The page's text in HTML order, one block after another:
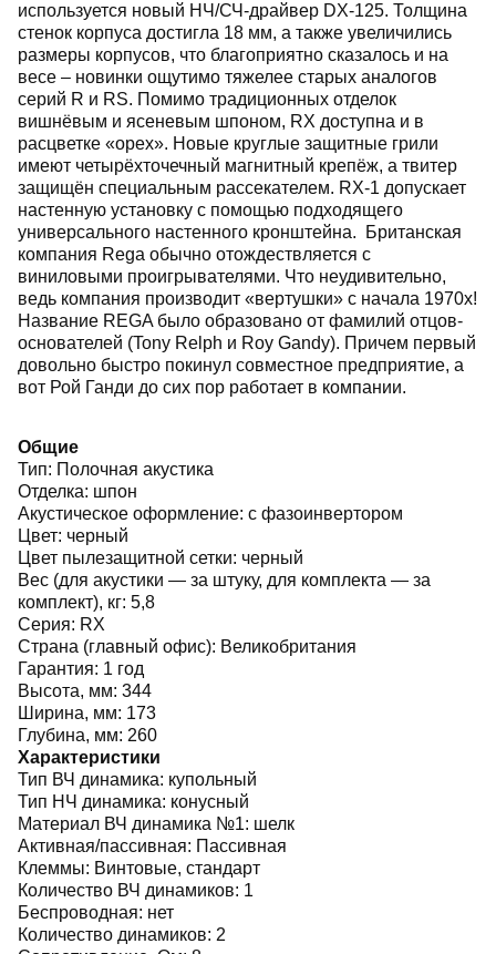
используется новый НЧ/СЧ-драйвер DX-125. Толщина
стенок корпуса достигла 18 мм, а также увеличились
размеры корпусов, что благоприятно сказалось и на
весе – новинки ощутимо тяжелее старых аналогов
серий R и RS. Помимо традиционных отделок
вишнёвым и ясеневым шпоном, RX доступна и в
расцветке «орех». Новые круглые защитные грили
имеют четырёхточечный магнитный крепёж, а твитер
защищён специальным рассекателем. RX-1 допускает
настенную установку с помощью подходящего
универсального настенного кронштейна. Британская
компания Rega обычно отождествляется с
виниловыми проигрывателями. Что неудивительно,
ведь компания производит «вертушки» с начала 1970х!
Название REGA было образовано от фамилий отцов-
основателей (Tony Relph и Roy Gandy). Причем первый
довольно быстро покинул совместное предприятие, а
вот Рой Ганди до сих пор работает в компании.
Общие
Тип: Полочная акустика
Отделка: шпон
Акустическое оформление: с фазоинвертором
Цвет: черный
Цвет пылезащитной сетки: черный
Вес (для акустики — за штуку, для комплекта — за
комплект), кг: 5,8
Серия: RX
Страна (главный офис): Великобритания
Гарантия: 1 год
Высота, мм: 344
Ширина, мм: 173
Глубина, мм: 260
Характеристики
Тип ВЧ динамика: купольный
Тип НЧ динамика: конусный
Материал ВЧ динамика №1: шелк
Активная/пассивная: Пассивная
Клеммы: Винтовые, стандарт
Количество ВЧ динамиков: 1
Беспроводная: нет
Количество динамиков: 2